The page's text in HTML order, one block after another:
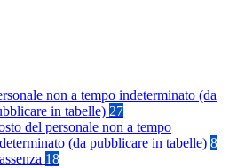
non a tempo indeterminato (da
in tabelle) 27
del personale non a tempo
(da pubblicare in tabelle) 8
18